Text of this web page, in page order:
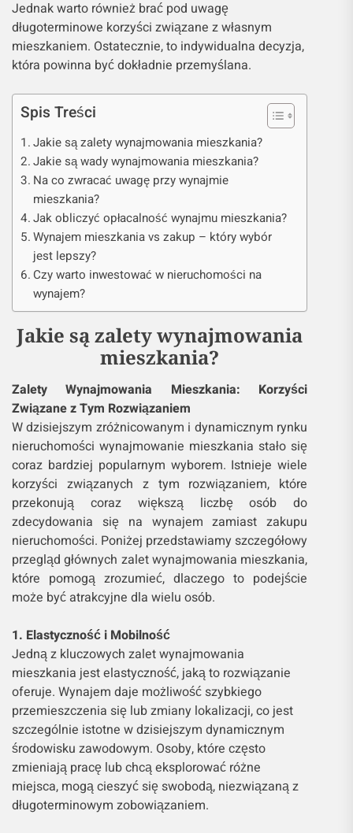
Jednak warto również brać pod uwagę
długoterminowe korzyści związane z własnym
mieszkaniem. Ostatecznie, to indywidualna decyzja,
która powinna być dokładnie przemyślana.
Spis Treści
Jakie są zalety wynajmowania mieszkania?
Jakie są wady wynajmowania mieszkania?
Na co zwracać uwagę przy wynajmie
mieszkania?
Jak obliczyć opłacalność wynajmu mieszkania?
Wynajem mieszkania vs zakup – który wybór
jest lepszy?
Czy warto inwestować w nieruchomości na
wynajem?
Jakie są zalety wynajmowania
mieszkania?
Zalety Wynajmowania Mieszkania: Korzyści
Związane z Tym Rozwiązaniem
W dzisiejszym zróżnicowanym i dynamicznym rynku
nieruchomości wynajmowanie mieszkania stało się
coraz bardziej popularnym wyborem. Istnieje wiele
korzyści związanych z tym rozwiązaniem, które
przekonują coraz większą liczbę osób do
zdecydowania się na wynajem zamiast zakupu
nieruchomości. Poniżej przedstawiamy szczegółowy
przegląd głównych zalet wynajmowania mieszkania,
które pomogą zrozumieć, dlaczego to podejście
może być atrakcyjne dla wielu osób.
1. Elastyczność i Mobilność
Jedną z kluczowych zalet wynajmowania
mieszkania jest elastyczność, jaką to rozwiązanie
oferuje. Wynajem daje możliwość szybkiego
przemieszczenia się lub zmiany lokalizacji, co jest
szczególnie istotne w dzisiejszym dynamicznym
środowisku zawodowym. Osoby, które często
zmieniają pracę lub chcą eksplorować różne
miejsca, mogą cieszyć się swobodą, niezwiązaną z
długoterminowym zobowiązaniem.